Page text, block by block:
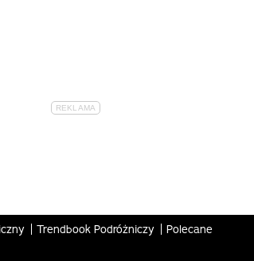
Trendbook Podróżniczy Polecane